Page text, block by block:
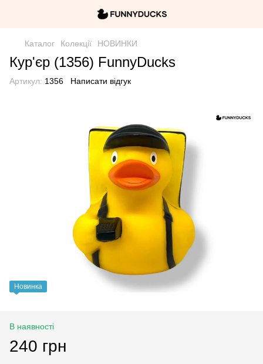
Каталог Колекції НОВИНКИ
Кур'єр (1356) FunnyDucks
Артикул: 1356 Написати відгук
Новинка
В наявності
240 грн